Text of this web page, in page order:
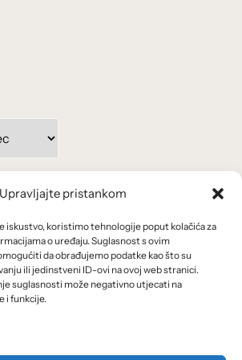
Upravljajte pristankom
iskustvo, koristimo tehnologije poput kolačića za
o uređaju. Suglasnost s ovim
da obrađujemo podatke kao što su
ili jedinstveni ID-ovi na ovoj web stranici.
suglasnosti može negativno utjecati na
i funkcije.